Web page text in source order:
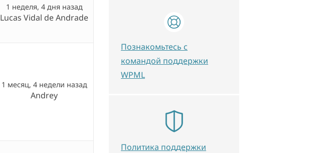
1 неделя, 4 дня назад
Lucas Vidal de Andrade
1 месяц, 4 недели назад
Andrey
Познакомьтесь с
командой поддержки
WPML
Политика поддержки